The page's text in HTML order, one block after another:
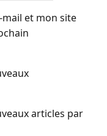
et mon site
articles par